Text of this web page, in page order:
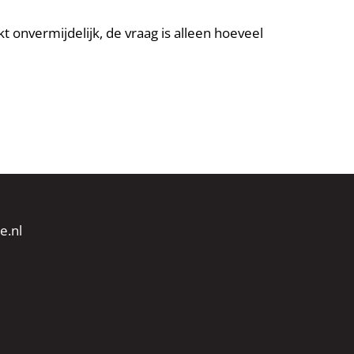
onvermijdelijk, de vraag is alleen hoeveel